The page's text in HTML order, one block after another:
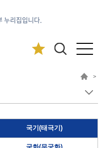
누리집입니다.
>
국기(태극기)